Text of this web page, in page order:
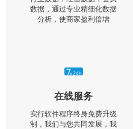
数据，通过专业精细化数据
分析，使商家盈利倍增
在线服务
实行软件程序终身免费升级
制，我们与您共同发展，我